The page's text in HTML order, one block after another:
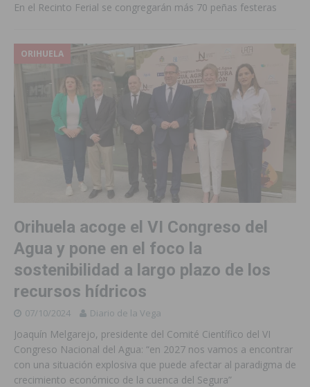
En el Recinto Ferial se congregarán más 70 peñas festeras
ORIHUELA
Orihuela acoge el VI Congreso del
Agua y pone en el foco la
sostenibilidad a largo plazo de los
recursos hídricos
07/10/2024 Diario de la Vega
Joaquín Melgarejo, presidente del Comité Científico del VI
Congreso Nacional del Agua: “en 2027 nos vamos a encontrar
con una situación explosiva que puede afectar al paradigma de
crecimiento económico de la cuenca del Segura”